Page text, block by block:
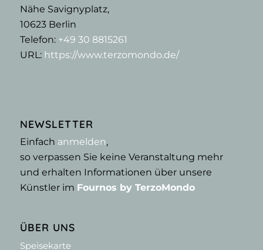
Nähe Savignyplatz,
10623Berlin
Telefon: +49 30 8815261
URL: https://www.terzomondo.de/
NEWSLETTER
Einfach anmelden,
so verpassen Sie keine Veranstaltung mehr
und erhalten Informationen über unsere
Künstler im Fournos by TerzoMondo
ÜBER UNS
Speisekarte